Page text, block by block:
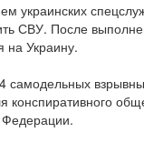
украинских
СВУ. После
на Украину.
самодельных
конспиративного